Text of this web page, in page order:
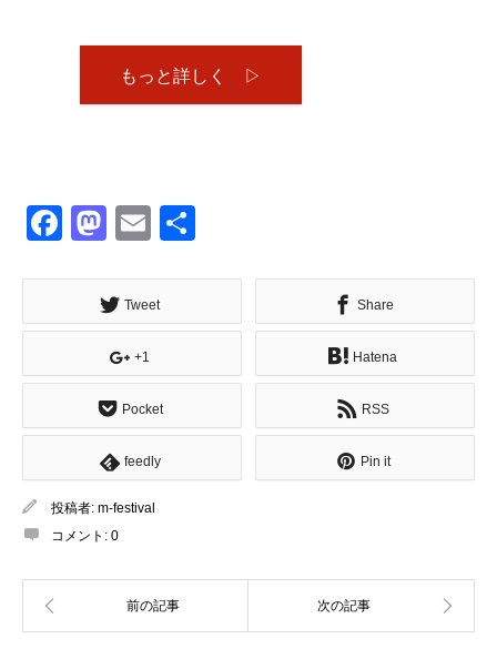
もっと詳しく ▷
Facebook
Mastodon
Email
Tweet Share
+1 Hatena
Pocket RSS
feedly Pin it
投稿者: m-festival
コメント: 0